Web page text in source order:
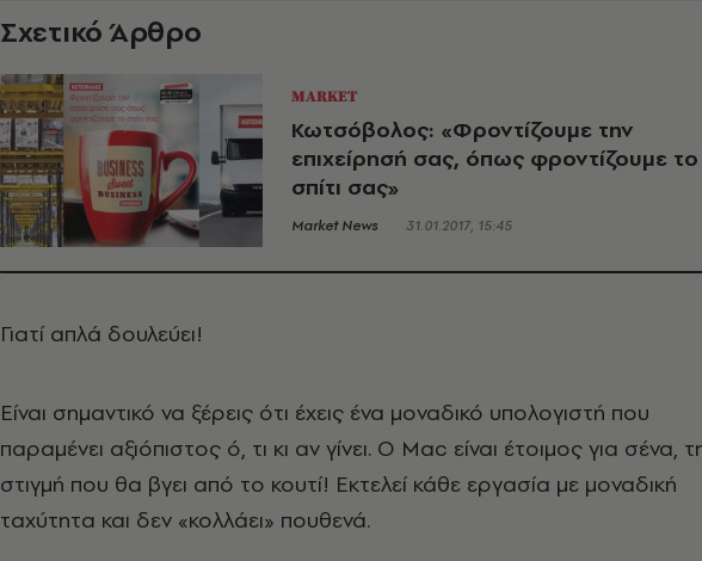
Σχετικό Άρθρο
MARKET
Κωτσόβολος: «Φροντίζουμε την
επιχείρησή σας, όπως φροντίζουμε το
σπίτι σας»
Market News 31.01.2017, 15:45
Γιατί απλά δουλεύει!
Είναι σημαντικό να ξέρεις ότι έχεις ένα μοναδικό υπολογιστή που
παραμένει αξιόπιστος ό, τι κι αν γίνει. Ο Mac είναι έτοιμος για σένα,
στιγμή που θα βγει από το κουτί! Εκτελεί κάθε εργασία με μοναδική
ταχύτητα και δεν «κολλάει» πουθενά.